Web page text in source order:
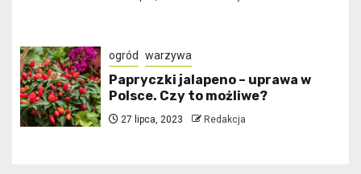
ogród warzywa
Papryczki jalapeno – uprawa w
Polsce. Czy to możliwe?
27 lipca, 2023 Redakcja